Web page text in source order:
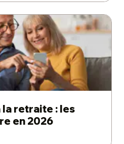
retraite : les
en 2026